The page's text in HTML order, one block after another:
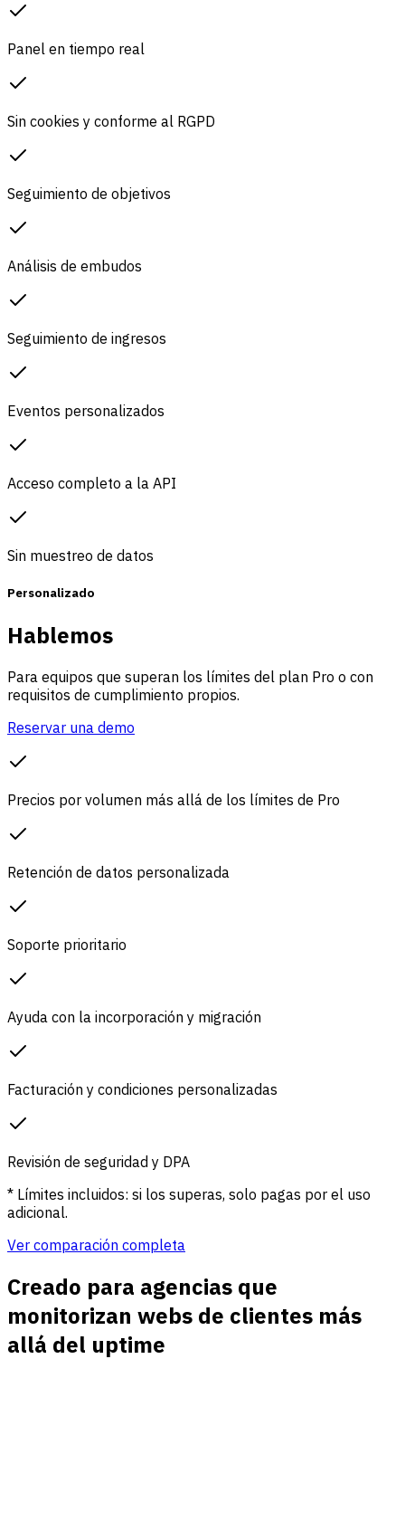
Panel en tiempo real
Sin cookies y conforme al RGPD
Seguimiento de objetivos
Análisis de embudos
Seguimiento de ingresos
Eventos personalizados
Acceso completo a la API
Sin muestreo de datos
Personalizado
Hablemos
Para equipos que superan los límites del plan Pro o con
requisitos de cumplimiento propios.
Reservar una demo
Precios por volumen más allá de los límites de Pro
Retención de datos personalizada
Soporte prioritario
Ayuda con la incorporación y migración
Facturación y condiciones personalizadas
Revisión de seguridad y DPA
* Límites incluidos: si los superas, solo pagas por el uso
adicional.
Ver comparación completa
Creado para agencias que
monitorizan webs de clientes más
allá del uptime
Dashboards por web de cliente